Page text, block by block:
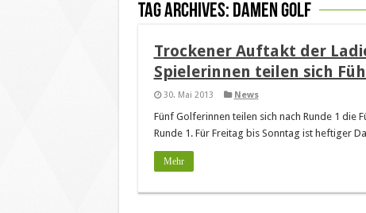
Tag Archives: Damen Golf
Trockener Auftakt der
Spielerinnen teilen sich
30. Mai 2013 News
Fünf Golferinnen teilen sich nach Runde 1 die
Runde 1. Für Freitag bis Sonntag ist heftiger
Mehr